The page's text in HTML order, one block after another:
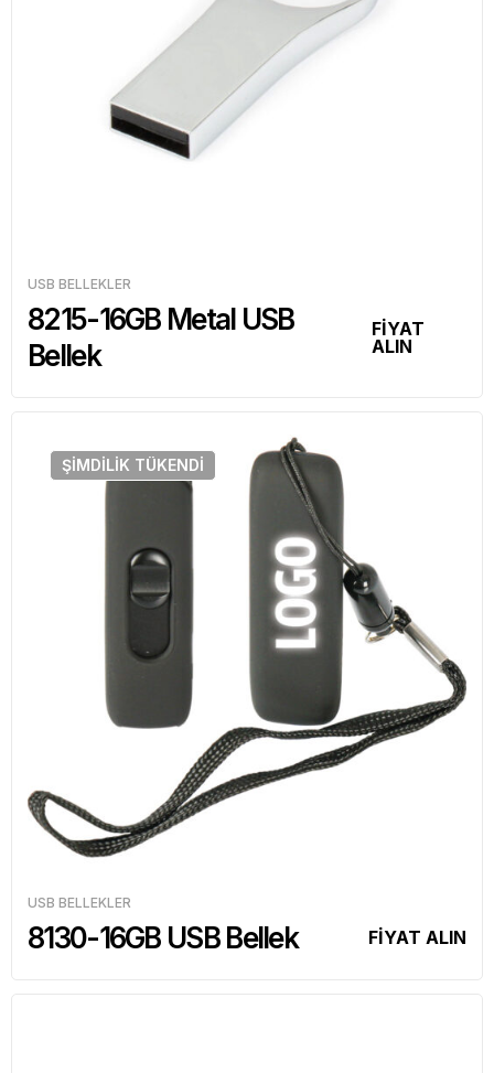
USB BELLEKLER
8215-16GB Metal USB
Bellek
FİYAT
ALIN
ŞIMDILIK TÜKENDI
USB BELLEKLER
8130-16GB USB Bellek FİYAT ALIN